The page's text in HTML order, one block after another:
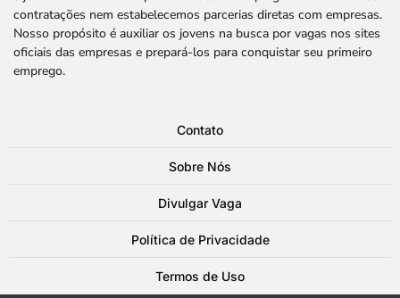
contratações nem estabelecemos parcerias diretas com empresas.
Nosso propósito é auxiliar os jovens na busca por vagas nos sites
oficiais das empresas e prepará-los para conquistar seu primeiro
emprego.
Contato
Sobre Nós
Divulgar Vaga
Política de Privacidade
Termos de Uso